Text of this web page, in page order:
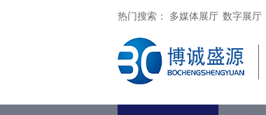
热门搜索： 多媒体展厅 数字展厅